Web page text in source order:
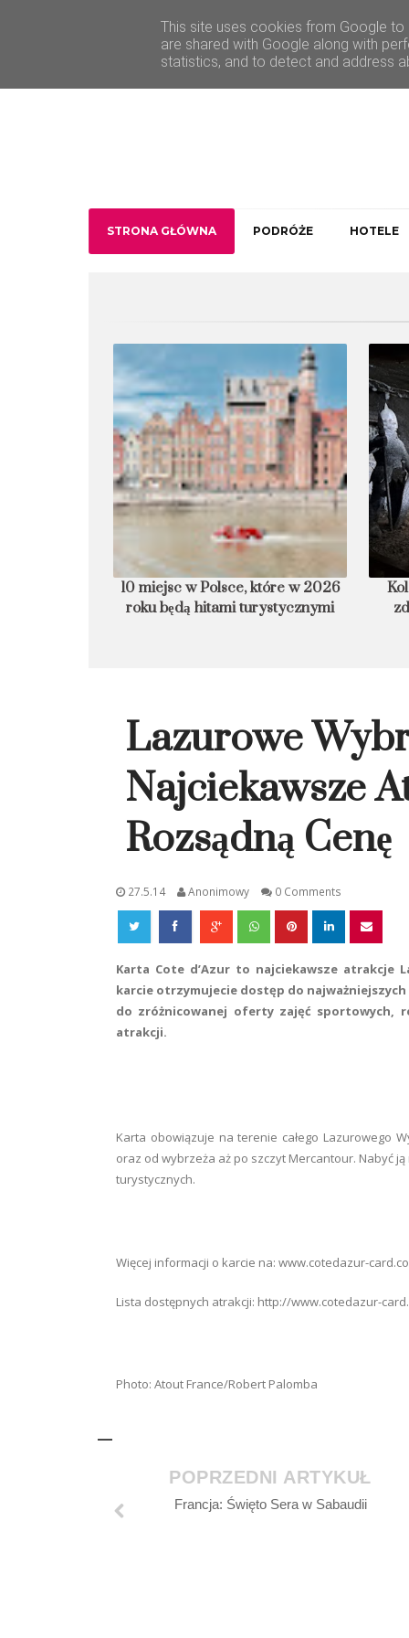
O Traveler deLuxe
STRONA GŁÓWNA PODRÓŻE HOTELE
Kolacja, ślub czy reperowanie
zdrowia? Niezwykłe oblicza
Lazurowe
Najciekawsze
Rozsądną Cenę
27.5.14 Anonimowy 0 Comments
Karta Cote d’Azur to najciekawsze atrakcje
karcie otrzymujecie dostęp do
do zróżnicowanej oferty zajęć sportowych,
atrakcji.
Karta obowiązuje na terenie całego Lazurowego
oraz od wybrzeża aż po szczyt Mercantour. Nabyć
turystycznych.
Więcej informacji o karcie na: www.cotedazur-
Lista dostępnych atrakcji: http://www.cotedazur-
Photo: Atout France/Robert Palomba
POPRZEDNI ARTYKUŁ
Francja: Święto Sera w Sabaudii
This site uses cookies from Google
are shared with Google along with
statistics, and to detect and address